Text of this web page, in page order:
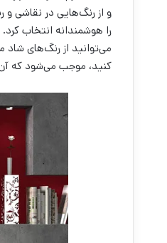
و از رنگ‌‌هایی در نقاشی و
را هوشمندانه انتخاب
می‌‌توانید از رنگ‌‌های شاد
کنید، موجب می‌‌شود که آن